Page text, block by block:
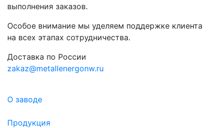
выполнения заказов.
Особое внимание мы уделяем поддержке клиента
на всех этапах сотрудничества.
Доставка по России
zakaz@metallenergonw.ru
О заводе
Продукция